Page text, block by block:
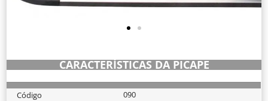
CARACTERÍSTICAS DA PICAPE
Código
090